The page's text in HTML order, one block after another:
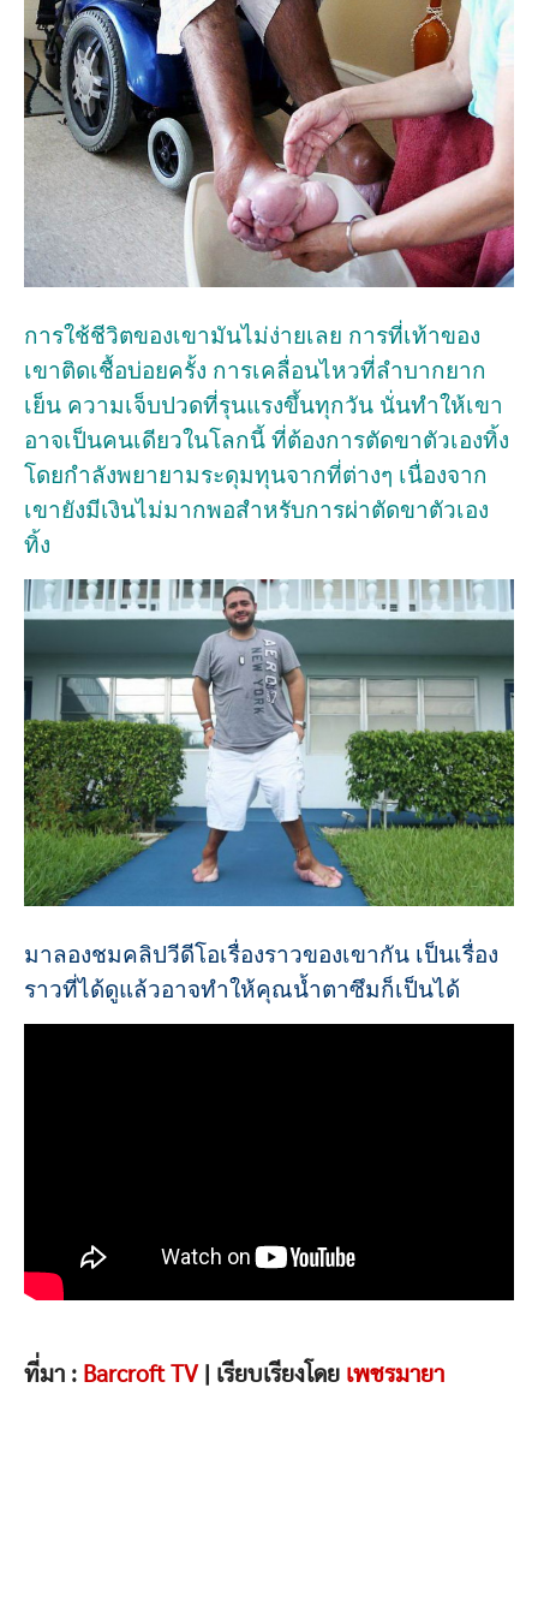
การใช้ชีวิตของเขามันไม่ง่ายเลย การที่เท้าของ
เขาติดเชื้อบ่อยครั้ง การเคลื่อนไหวที่ลำบากยาก
เย็น ความเจ็บปวดที่รุนแรงขึ้นทุกวัน นั่นทำให้เขา
อาจเป็นคนเดียวในโลกนี้ ที่ต้องการตัดขาตัวเองทิ้ง
โดยกำลังพยายามระดุมทุนจากที่ต่างๆ เนื่องจาก
เขายังมีเงินไม่มากพอสำหรับการผ่าตัดขาตัวเอง
ทิ้ง
มาลองชมคลิปวีดีโอเรื่องราวของเขากัน เป็นเรื่อง
ราวที่ได้ดูแล้วอาจทำให้คุณน้ำตาซึมก็เป็นได้
ที่มา : Barcroft TV | เรียบเรียงโดย เพชรมายา